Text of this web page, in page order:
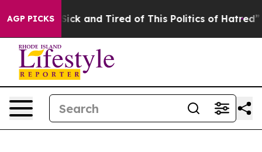
AGP PICKS
Are Sick and Tired of This Politics of Hatred” The